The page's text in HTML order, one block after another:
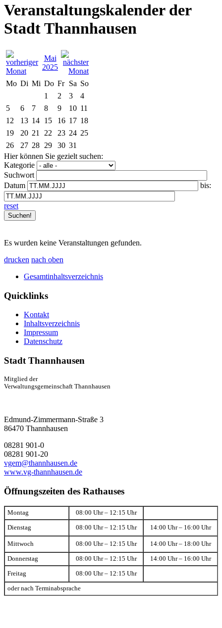
Veranstaltungskalender der
Stadt Thannhausen
Mai
2025
Mo Di Mi Do Fr Sa So
1
2 3
4
5
6 7 8 9 10 11
12
13 14 15 16 17 18
19
20 21 22 23 24 25
26
27 28 29 30 31
Hier können Sie gezielt suchen:
Kategorie
Suchwort
Datum
bis:
reset
Es wurden keine Veranstaltungen gefunden.
drucken nach oben
Gesamtinhaltsverzeichnis
Quicklinks
Kontakt
Inhaltsverzeichnis
Impressum
Datenschutz
Stadt Thannhausen
Mitglied der
Verwaltungsgemeinschaft Thannhausen
Edmund-Zimmermann-Straße 3
86470 Thannhausen
08281 901-0
08281 901-20
vgem@thannhausen.de
www.vg-thannhausen.de
Öffnungszeiten des Rathauses
Montag 08:00 Uhr – 12:15 Uhr
Dienstag 08:00 Uhr – 12:15 Uhr 14:00 Uhr – 16:00 Uhr
Mittwoch 08:00 Uhr – 12:15 Uhr 14:00 Uhr – 18:00 Uhr
Donnerstag 08:00 Uhr – 12:15 Uhr 14:00 Uhr – 16:00 Uhr
Freitag 08:00 Uhr – 12:15 Uhr
oder nach Terminabsprache